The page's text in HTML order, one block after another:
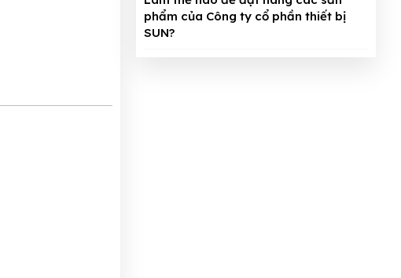
phẩm của Công ty cổ phần thiết bị
SUN?